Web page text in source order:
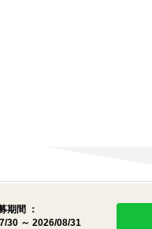
期間 ：
30 ～ 2026/08/31